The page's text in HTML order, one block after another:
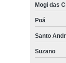
Mogi das
Poá
Santo
Suzano